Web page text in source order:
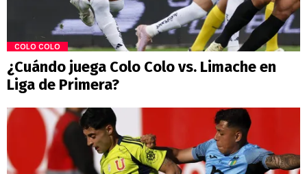
COLO COLO
¿Cuándo juega Colo Colo vs. Limache en
Liga de Primera?